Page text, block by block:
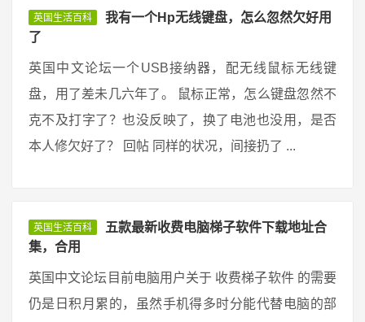
英国生活百科
我有一个Hp无线键盘，怎么忽然欠好用
了
英国中文论坛一个USB接纳器，配无线鼠标无线键
盘，用了差未几六年了。 鼠标正常，怎么键盘忽然不
克不及打字了？也没反映了，换了电池也没用，是否
本人修欠好了？ 回帖 同样的状况，间接扔了 ...
英国生活百科
五款最新收费电脑梯子软件下载地址合
集，合用
英国中文论坛目前电脑用户关于 收费梯子软件 的需要
仍是日积月累的，虽然手机得多时分能代替电脑的部